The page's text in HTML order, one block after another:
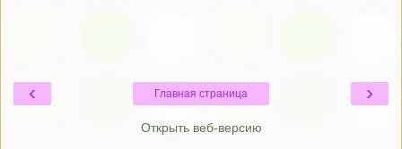
‹ ›
Главная страница
Открыть веб-версию